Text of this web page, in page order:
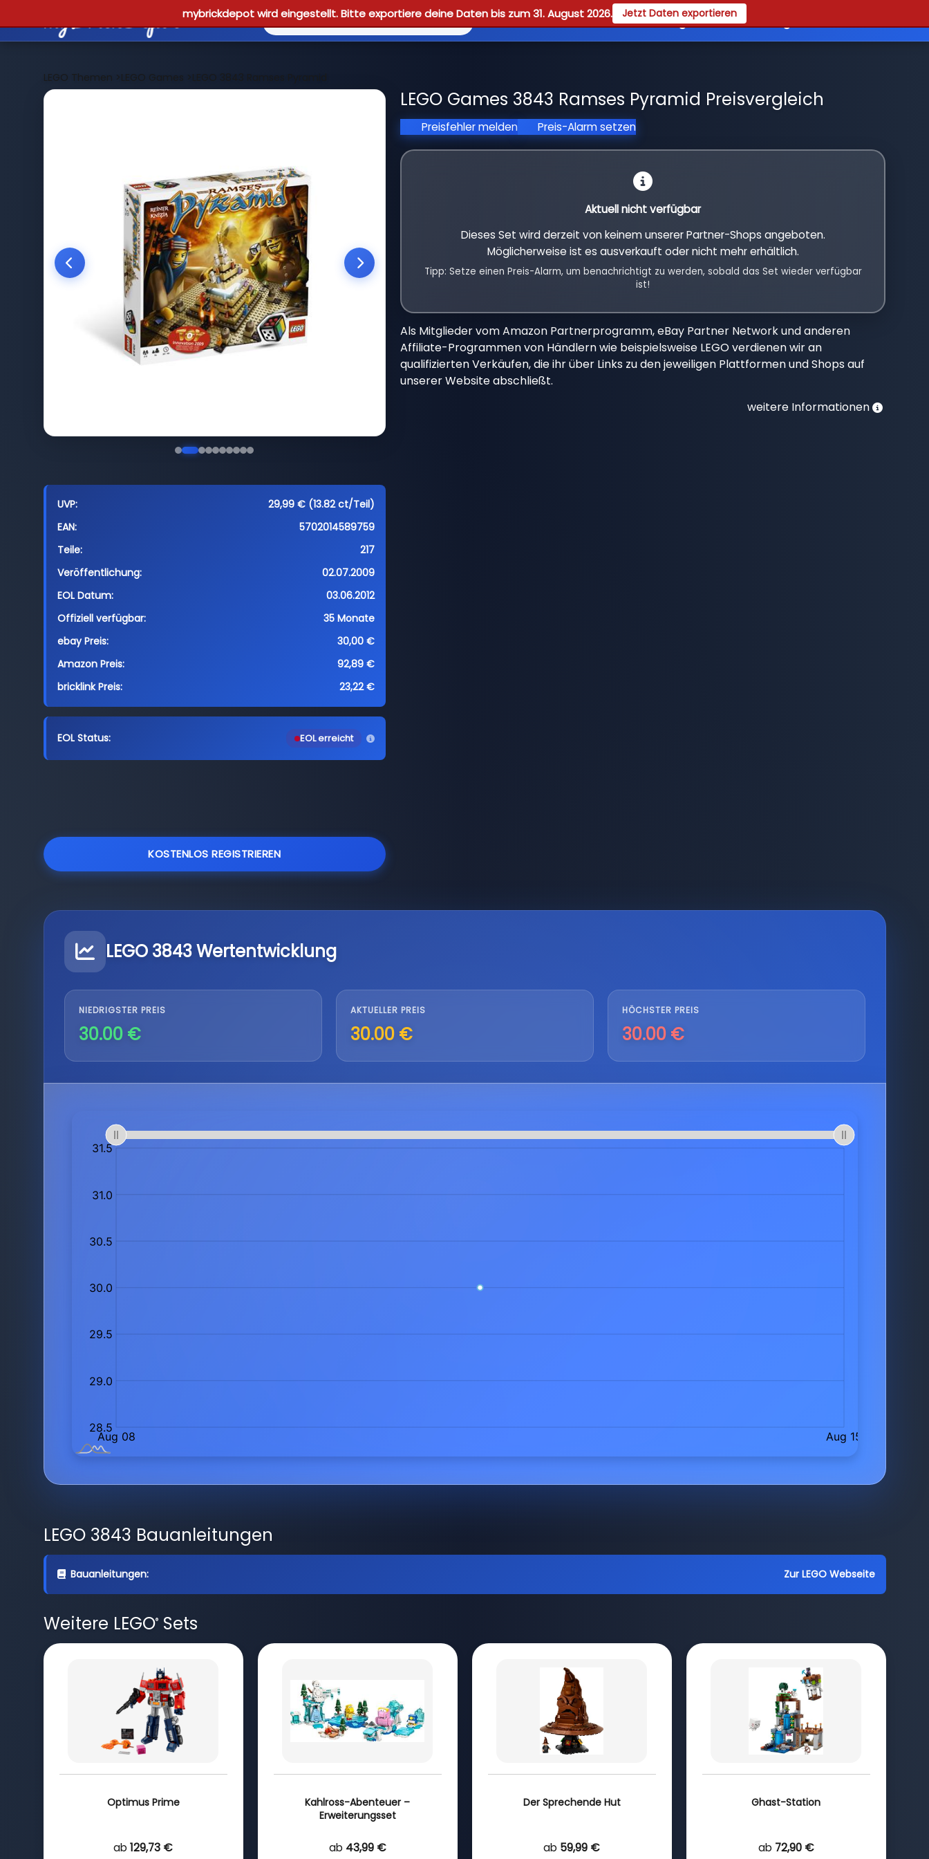
mybrickdepot wird eingestellt. Bitte exportiere deine Daten bis zum 31. August 2026. Jetzt Daten exportieren
Reviews Guides Registrieren
LEGO Themen >LEGO Games >LEGO 3843 Ramses Pyramid
UVP:
29,99 € (13.82 ct/Teil)
EAN:
5702014589759
Teile:
217
Veröffentlichung:
02.07.2009
EOL Datum:
03.06.2012
Offiziell verfügbar:
35 Monate
ebay Preis:
30,00 €
Amazon Preis:
92,89 €
bricklink Preis:
23,22 €
EOL Status: EOL erreicht
KOSTENLOS REGISTRIEREN
LEGO Games 3843 Ramses Pyramid Preisvergleich
Preisfehler melden Preis-Alarm setzen
Aktuell nicht verfügbar
Dieses Set wird derzeit von keinem unserer Partner-Shops angeboten.
Möglicherweise ist es ausverkauft oder nicht mehr erhältlich.
Tipp: Setze einen Preis-Alarm, um benachrichtigt zu werden, sobald das Set wieder verfügbar
ist!
Als Mitglieder vom Amazon Partnerprogramm, eBay Partner Network und anderen
Affiliate-Programmen von Händlern wie beispielsweise LEGO verdienen wir an
qualifizierten Verkäufen, die ihr über Links zu den jeweiligen Plattformen und Shops auf
unserer Website abschließt.
weitere Informationen
LEGO 3843 Wertentwicklung
NIEDRIGSTER PREIS
30.00 €
AKTUELLER PREIS
30.00 €
HÖCHSTER PREIS
30.00 €
LEGO 3843 Bauanleitungen
Bauanleitungen: Zur LEGO Webseite
Weitere LEGO®Sets
Optimus Prime
ab 129,73 €
Kahlross-Abenteuer –
Erweiterungsset
ab 43,99 €
Der Sprechende Hut
ab 59,99 €
Ghast-Station
ab 72,90 €